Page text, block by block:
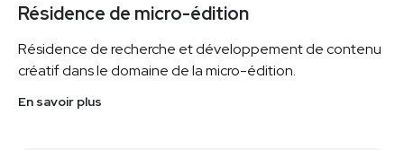
Résidence de micro-édition
Résidence de recherche et développement de contenu
créatif dans le domaine de la micro-édition.
En savoir plus